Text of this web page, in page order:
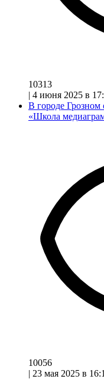
10313
| 4 июня 2025 в
В городе Грозном
«Школа
10056
| 23 мая 2025 в